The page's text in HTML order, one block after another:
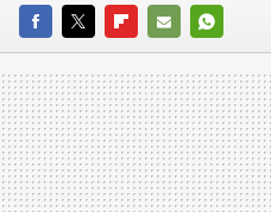
FACEBOOK
TWITTERFLIPBOARD
E-
MAIL